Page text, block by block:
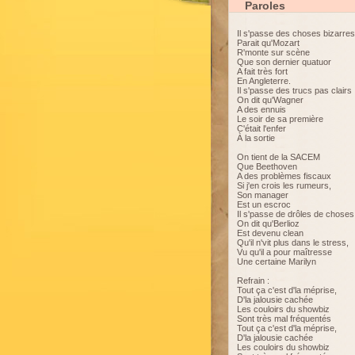
Paroles
Il s'passe des choses bizarres
Parait qu'Mozart
R'monte sur scène
Que son dernier quatuor
A fait très fort
En Angleterre.
Il s'passe des trucs pas clairs
On dit qu'Wagner
A des ennuis
Le soir de sa première
C'était l'enfer
À la sortie
On tient de la SACEM
Que Beethoven
A des problèmes fiscaux
Si j'en crois les rumeurs,
Son manager
Est un escroc
Il s'passe de drôles de
On dit qu'Berlioz
Est devenu clean
Qu'il n'vit plus dans le stress,
Vu qu'il a pour maîtresse
Une certaine Marilyn
Refrain :
Tout ça c'est d'la méprise,
D'la jalousie cachée
Les couloirs du showbiz
Sont très mal fréquentés
Tout ça c'est d'la méprise,
D'la jalousie cachée
Les couloirs du showbiz